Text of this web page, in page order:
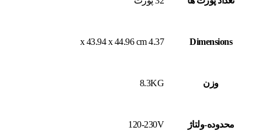
Dimensions
4.37 x 43.94 x 44.96 cm
وزن 8.3KG
محدوده-ولتاژ 120-230V